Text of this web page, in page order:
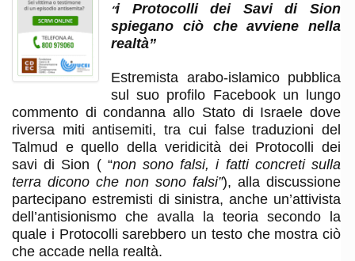
“i Protocolli dei Savi di Sion
spiegano ciò che avviene nella
realtà”
Estremista arabo-islamico pubblica
sul suo profilo Facebook un lungo
commento di condanna allo Stato di Israele dove
riversa miti antisemiti, tra cui false traduzioni del
Talmud e quello della veridicità dei Protocolli dei
savi di Sion ( “non sono falsi, i fatti concreti sulla
terra dicono che non sono falsi”), alla discussione
partecipano estremisti di sinistra, anche un’attivista
dell’antisionismo che avalla la teoria secondo la
quale i Protocolli sarebbero un testo che mostra ciò
che accade nella realtà.